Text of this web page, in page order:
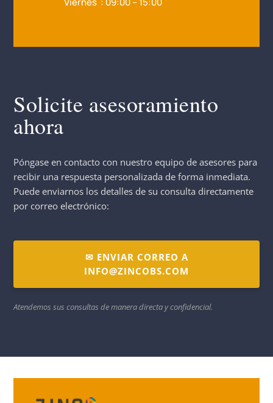
Solicite asesoramiento
ahora
Póngase en contacto con nuestro equipo de asesores para
recibir una respuesta personalizada de forma inmediata.
Puede enviarnos los detalles de su consulta directamente
por correo electrónico:
✉ ENVIAR CORREO A
INFO@ZINCOBS.COM
Atendemos sus consultas de manera directa y confidencial.